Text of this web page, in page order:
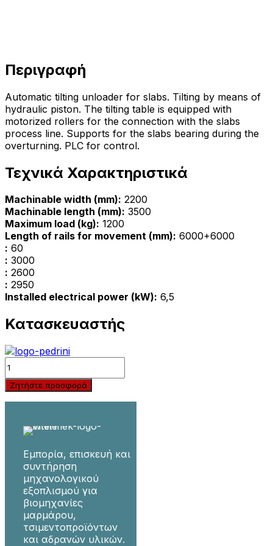
Περιγραφή
Automatic tilting unloader for slabs. Tilting by means of
hydraulic piston. The tilting table is equipped with
motorized rollers for the connection with the slabs
process line. Supports for the slabs bearing during the
overturning. PLC for control.
Τεχνικά Χαρακτηριστικά
Machinable width (mm): 2200
Machinable length (mm): 3500
Maximum load (kg): 1200
Length of rails for movement (mm): 6000+6000
: 60
: 3000
: 2600
: 2950
Installed electrical power (kW): 6,5
Κατασκευαστής
Quantity
Ζητήστε προσφορά
Εμπορία, επισκευή και
συντήρηση
μηχανολογικού
εξοπλισμού για
βιομηχανίες
μαρμάρου,
τσιμεντοπροϊόντων
και αδρανών υλικών.